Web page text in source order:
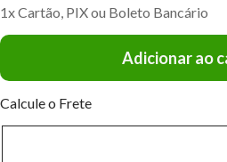
1x Cartão, PIX ou Boleto Bancário
Adicionar ao
Calcule o Frete